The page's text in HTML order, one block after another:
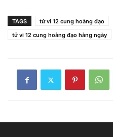
TAGS
tử vi 12 cung hoàng đạo
tử vi 12 cung hoàng đạo hàng ngày